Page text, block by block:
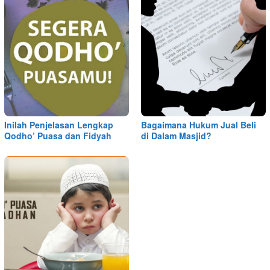
Inilah Penjelasan Lengkap
Qodho’ Puasa dan Fidyah
Bagaimana Hukum Jual Beli
di Dalam Masjid?